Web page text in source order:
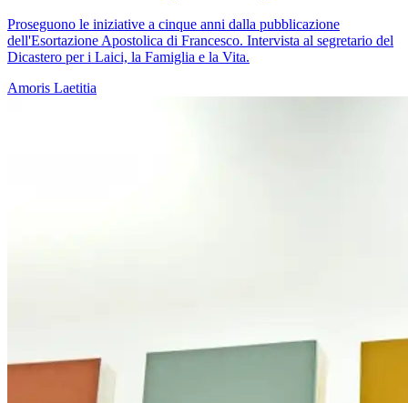
Proseguono le iniziative a cinque anni dalla pubblicazione
dell'Esortazione Apostolica di Francesco. Intervista al segretario del
Dicastero per i Laici, la Famiglia e la Vita.
Amoris Laetitia